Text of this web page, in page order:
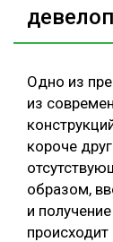
Одно из
из
короче
образом,
и